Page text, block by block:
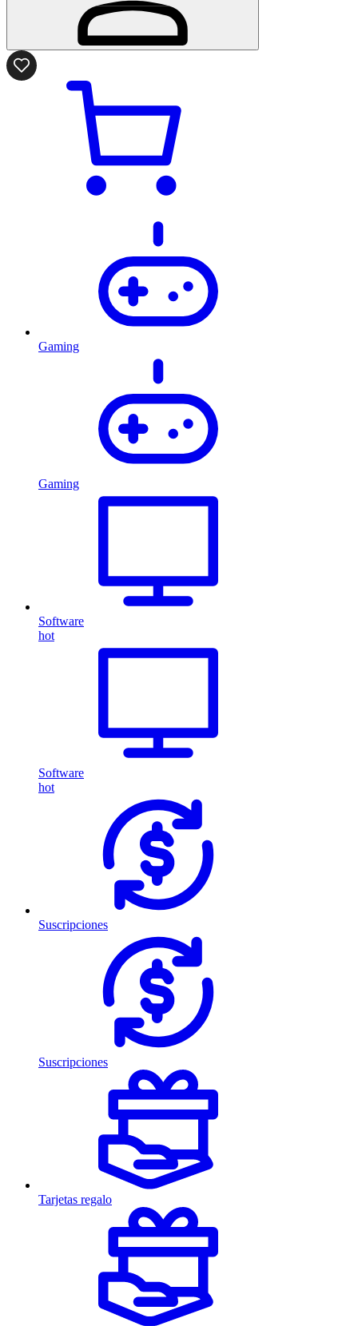
Gaming
Gaming
Software
hot
Software
hot
Suscripciones
Suscripciones
Tarjetas regalo